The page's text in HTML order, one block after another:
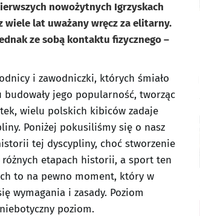
nowożytnych Igrzyskach
lat uważany wręcz za elitarny.
ze sobą kontaktu fizycznego –
i zawodniczki, których śmiało
jego popularność, tworząc
wielu polskich kibiców zadaje
Poniżej pokusiliśmy się o nasz
tej dyscypliny, choć stworzenie
różnych etapach historii, a sport ten
to na pewno moment, który w
wymagania i zasady. Poziom
poziom.